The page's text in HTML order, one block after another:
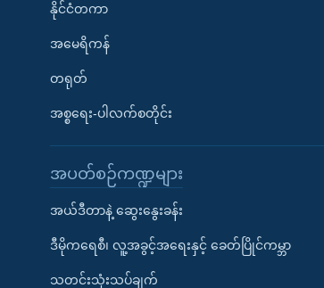
နိုင်ငံတကာ
အမေရိကန်
တရုတ်
အစ္စရေး-ပါလက်စတိုင်း
အပတ်စဉ်ကဏ္ဍများ
အယ်ဒီတာနဲ့ ဆွေးနွေးခန်း
ဒီမိုကရေစီ၊ လူ့အခွင့်အရေးနှင့် ခေတ်ပြိုင်ကမ္ဘာ
သတင်းသုံးသပ်ချက်